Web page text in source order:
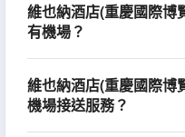
維也納酒店(重慶國際博
有機場？
維也納酒店(重慶國際博
機場接送服務？